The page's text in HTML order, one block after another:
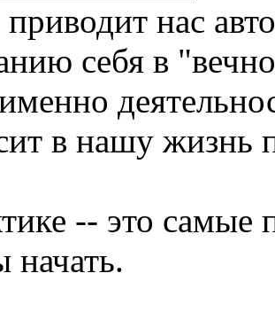
приводит нас
себя в
в нашу жизнь
-- это самые
начать.